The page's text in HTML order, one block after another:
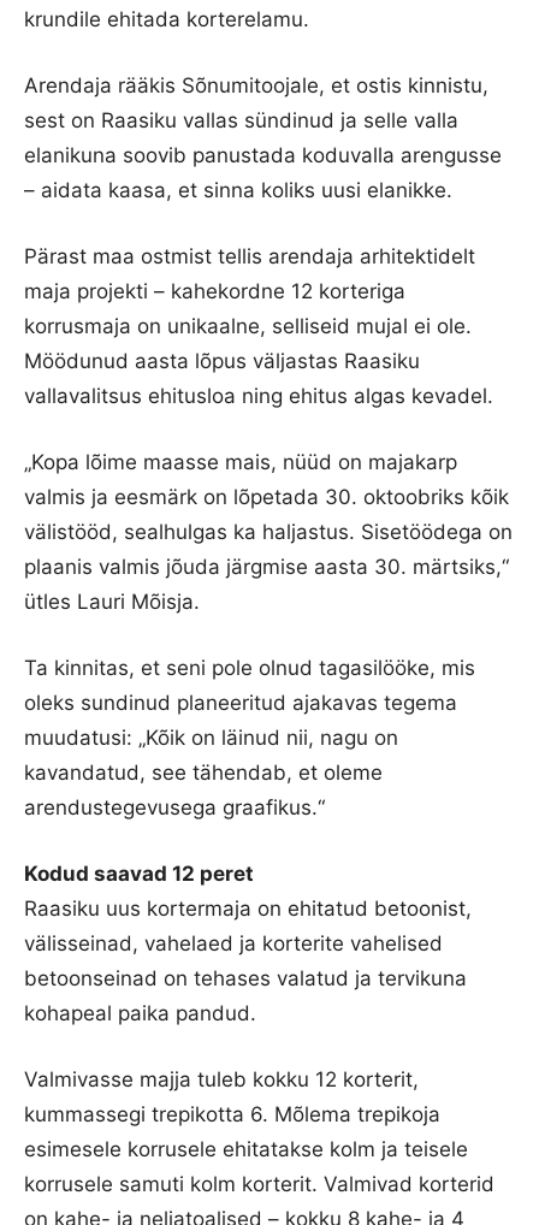
krundile ehitada korterelamu.
Arendaja rääkis Sõnumitoojale, et ostis kinnistu,
sest on Raasiku vallas sündinud ja selle valla
elanikuna soovib panustada koduvalla arengusse
– aidata kaasa, et sinna koliks uusi elanikke.
Pärast maa ostmist tellis arendaja arhitektidelt
maja projekti – kahekordne 12 korteriga
korrusmaja on unikaalne, selliseid mujal ei ole.
Möödunud aasta lõpus väljastas Raasiku
vallavalitsus ehitusloa ning ehitus algas kevadel.
„Kopa lõime maasse mais, nüüd on majakarp
valmis ja eesmärk on lõpetada 30. oktoobriks kõik
välistööd, sealhulgas ka haljastus. Sisetöödega on
plaanis valmis jõuda järgmise aasta 30. märtsiks,“
ütles Lauri Mõisja.
Ta kinnitas, et seni pole olnud tagasilööke, mis
oleks sundinud planeeritud ajakavas tegema
muudatusi: „Kõik on läinud nii, nagu on
kavandatud, see tähendab, et oleme
arendustegevusega graafikus.“
Kodud saavad 12 peret
Raasiku uus kortermaja on ehitatud betoonist,
välisseinad, vahelaed ja korterite vahelised
betoonseinad on tehases valatud ja tervikuna
kohapeal paika pandud.
Valmivasse majja tuleb kokku 12 korterit,
kummassegi trepikotta 6. Mõlema trepikoja
esimesele korrusele ehitatakse kolm ja teisele
korrusele samuti kolm korterit. Valmivad korterid
on kahe- ja neljatoalised – kokku 8 kahe- ja 4